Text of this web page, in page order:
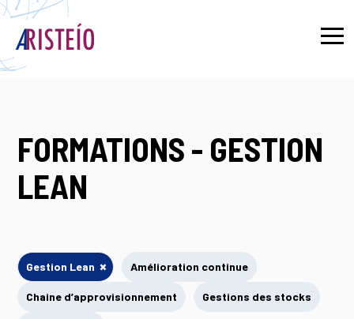
FORMATIONS - GESTION
LEAN
Gestion Lean × Amélioration continue
Chaine d’approvisionnement Gestions des stocks